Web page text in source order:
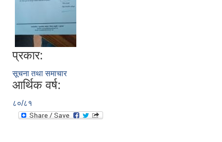
प्रकार:
सूचना तथा समाचार
आर्थिक वर्ष:
८०/८१